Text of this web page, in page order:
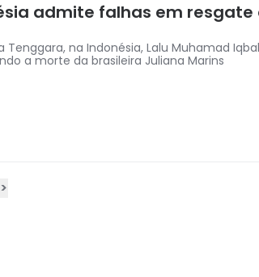
admite falhas em resgate
Tenggara, na Indonésia, Lalu Muhamad
a morte da brasileira Juliana Marins